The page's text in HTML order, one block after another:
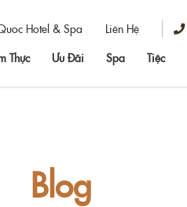
Hotel & Spa Liên Hệ
Thực Ưu Đãi Spa Tiệc
Blog